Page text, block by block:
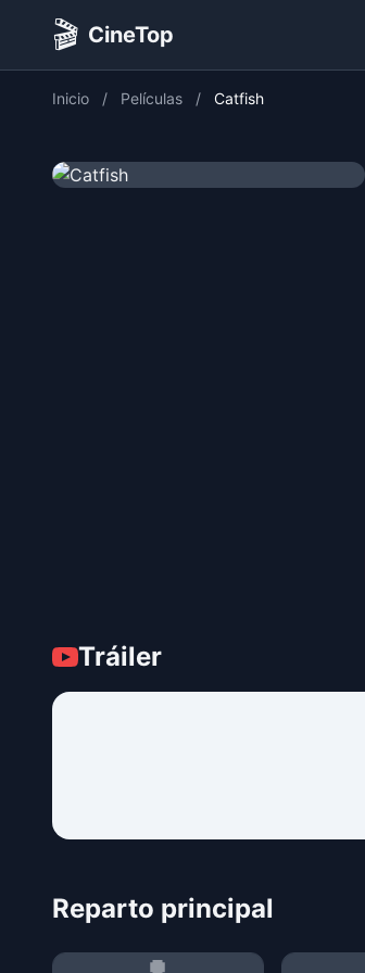
🎬 CineTop
Inicio / Películas / Catfish
Tráiler
Reparto principal